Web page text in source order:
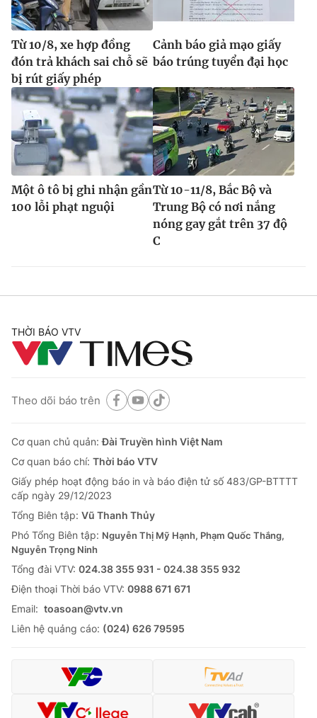
® Cấm sao chép dưới mọi hình thức nếu không có sự chấp
thuận bằng văn bản. Ghi rõ nguồn VTV.vn khi phát hành lại
thông tin từ website này.
Từ 10/8, xe hợp đồng
đón trả khách sai chỗ sẽ
bị rút giấy phép
Cảnh báo giả mạo giấy
báo trúng tuyển đại học
Một ô tô bị ghi nhận gần
100 lỗi phạt nguội
Từ 10-11/8, Bắc Bộ và
Trung Bộ có nơi nắng
nóng gay gắt trên 37 độ
C
THỜI BÁO VTV
Theo dõi báo trên
Cơ quan chủ quản:Đài Truyền hình Việt Nam
Cơ quan báo chí: Thời báo VTV
Giấy phép hoạt động báo in và báo điện tử số 483/GP-BTTTT
cấp ngày 29/12/2023
Tổng Biên tập: Vũ Thanh Thủy
Phó Tổng Biên tập: Nguyễn Thị Mỹ Hạnh, Phạm Quốc Thắng,
Nguyễn Trọng Ninh
Tổng đài VTV: 024.38 355 931 - 024.38 355 932
Ðiện thoại Thời báo VTV: 0988 671 671
Email: toasoan@vtv.vn
Liên hệ quảng cáo: (024) 626 79595